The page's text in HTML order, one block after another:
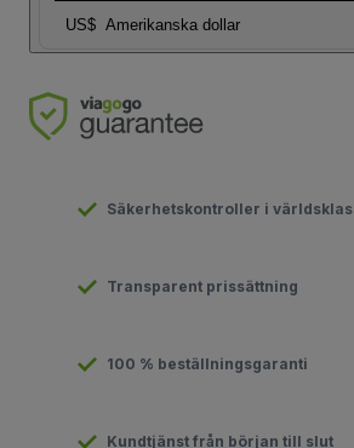
US$ Amerikanska dollar
Säkerhetskontroller i
Transparent prissättning
100 % beställningsgaranti
Kundtjänst från början till slut